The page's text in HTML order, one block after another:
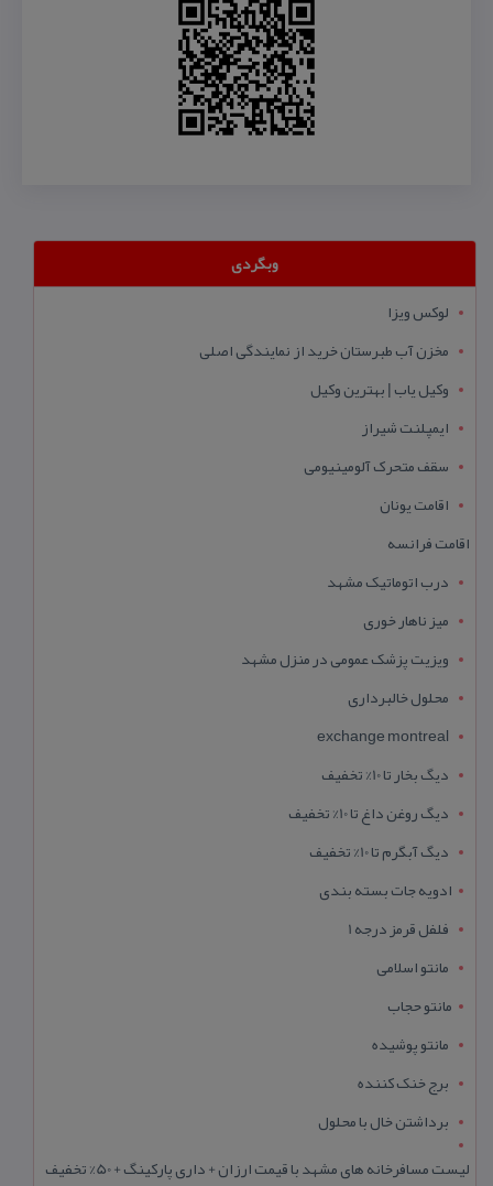
وبگردی
لوکس ویزا
مخزن آب طبرستان خرید از نمایندگی اصلی
وکیل یاب | بهترین وکیل
ایمپلنت شیراز
سقف متحرک آلومینیومی
اقامت یونان
اقامت فرانسه
درب اتوماتیک مشهد
میز ناهار خوری
ویزیت پزشک عمومی در منزل مشهد
محلول خالبرداری
exchange montreal
دیگ بخار تا 10% تخفیف
دیگ روغن داغ تا 10% تخفیف
دیگ آبگرم تا 10% تخفیف
ادویه جات بسته بندی
فلفل قرمز درجه 1
مانتو اسلامی
مانتو حجاب
مانتو پوشیده
برج خنک کننده
برداشتن خال با محلول
لیست مسافرخانه های مشهد با قیمت ارزان + داری پارکینگ + 50% تخفیف